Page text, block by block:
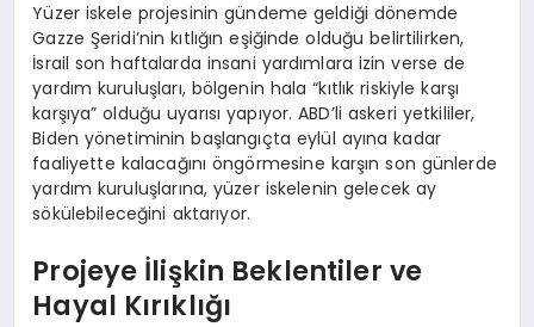
Yüzer iskele projesinin gündeme geldiği dönemde
Gazze Şeridi’nin kıtlığın eşiğinde olduğu belirtilirken,
İsrail son haftalarda insani yardımlara izin verse de
yardım kuruluşları, bölgenin hala “kıtlık riskiyle karşı
karşıya” olduğu uyarısı yapıyor. ABD’li askeri yetkililer,
Biden yönetiminin başlangıçta eylül ayına kadar
faaliyette kalacağını öngörmesine karşın son günlerde
yardım kuruluşlarına, yüzer iskelenin gelecek ay
sökülebileceğini aktarıyor.
Projeye İlişkin Beklentiler ve
Hayal Kırıklığı